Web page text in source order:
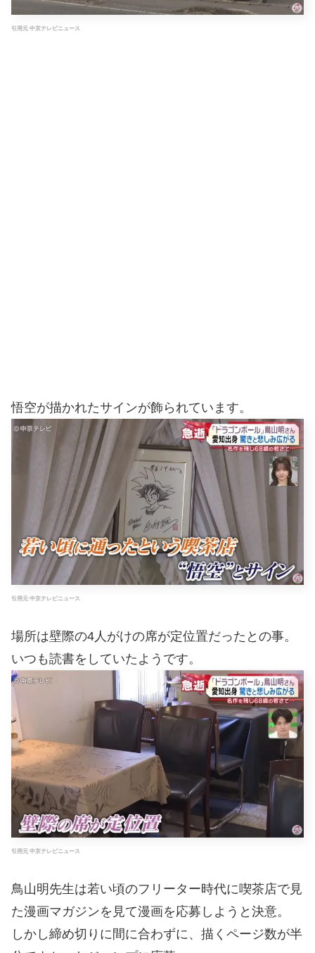
引用元 中京テレビニュース
悟空が描かれたサインが飾られています。
引用元 中京テレビニュース
場所は壁際の4人がけの席が定位置だったとの事。
いつも読書をしていたようです。
引用元 中京テレビニュース
鳥山明先生は若い頃のフリーター時代に喫茶店で見
た漫画マガジンを見て漫画を応募しようと決意。
しかし締め切りに間に合わずに、描くページ数が半